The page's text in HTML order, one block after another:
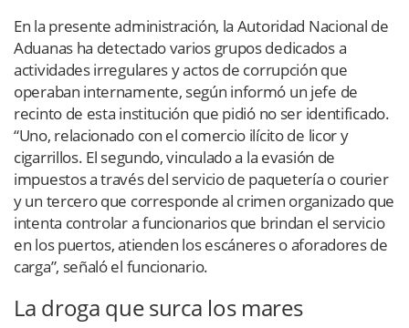
En la presente administración, la Autoridad Nacional de
Aduanas ha detectado varios grupos dedicados a
actividades irregulares y actos de corrupción que
operaban internamente, según informó un jefe de
recinto de esta institución que pidió no ser identificado.
“Uno, relacionado con el comercio ilícito de licor y
cigarrillos. El segundo, vinculado a la evasión de
impuestos a través del servicio de paquetería o courier
y un tercero que corresponde al crimen organizado que
intenta controlar a funcionarios que brindan el servicio
en los puertos, atienden los escáneres o aforadores de
carga”, señaló el funcionario.
La droga que surca los mares